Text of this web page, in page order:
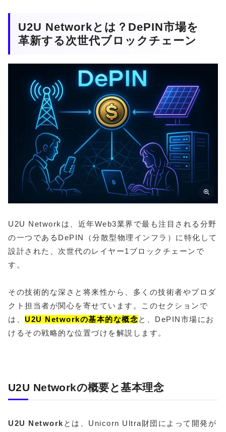
U2U Networkとは？DePIN市場を
革新する次世代ブロックチェーン
U2U Networkは、近年Web3業界で最も注目される分野
の一つであるDePIN（分散型物理インフラ）に特化して
設計された、次世代のレイヤー1ブロックチェーンで
す。
その技術的な深さと将来性から、多くの技術者やプロダ
クト担当者が関心を寄せています。このセクションで
は、 U2U Networkの基本的な概念と、DePIN市場にお
けるその戦略的な位置づけを解説します。
U2U Networkの概要と基本理念
U2U Network とは、Unicorn Ultra財団によって開発が